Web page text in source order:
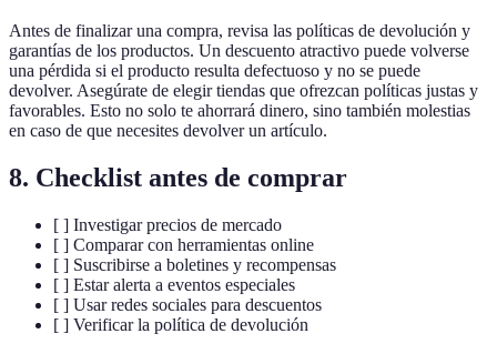
Antes de finalizar una compra, revisa las políticas de devolución y
garantías de los productos. Un descuento atractivo puede volverse
una pérdida si el producto resulta defectuoso y no se puede
devolver. Asegúrate de elegir tiendas que ofrezcan políticas justas y
favorables. Esto no solo te ahorrará dinero, sino también molestias
en caso de que necesites devolver un artículo.
8. Checklist antes de comprar
[ ] Investigar precios de mercado
[ ] Comparar con herramientas online
[ ] Suscribirse a boletines y recompensas
[ ] Estar alerta a eventos especiales
[ ] Usar redes sociales para descuentos
[ ] Verificar la política de devolución